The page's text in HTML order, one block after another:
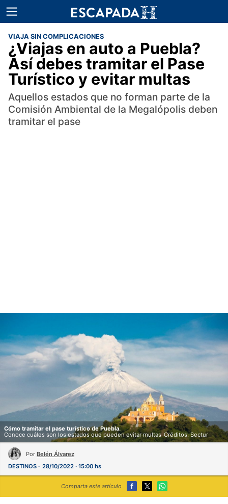
VIAJA SIN COMPLICACIONES
¿Viajas en auto a Puebla?
Así debes tramitar el Pase
Turístico y evitar multas
Aquellos estados que no forman parte de la
Comisión Ambiental de la Megalópolis deben
tramitar el pase
Cómo tramitar el pase turístico de Puebla.
Conoce cuáles son los estados que pueden evitar multas Créditos: Sectur
Por Belén Álvarez
DESTINOS
28/10/2022 · 15:00 hs
Comparta este artículo